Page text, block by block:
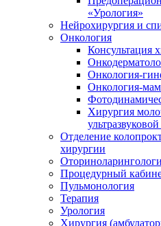
«Урология»
Нейрохирургия и
Онкология
Консультация
Онкология-
Онкология-
Хирургия
Отделение
хирургии
Процедурный
Пульмонология
Терапия
Урология
Хирургия